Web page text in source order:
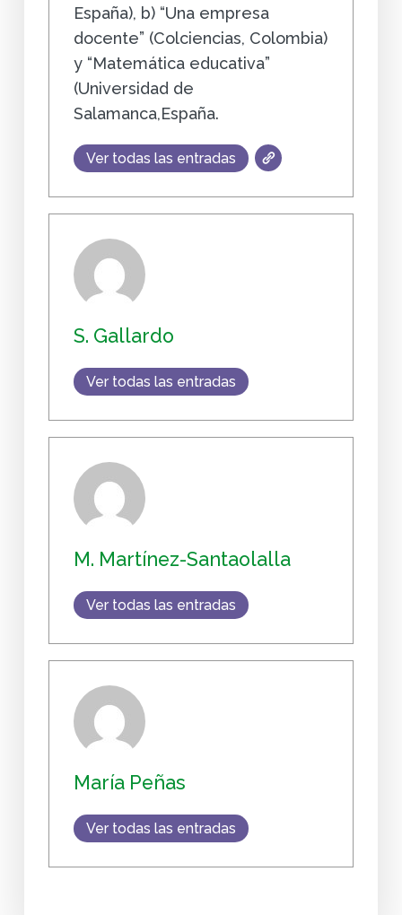
España), b) “Una empresa
docente” (Colciencias, Colombia)
y “Matemática educativa”
(Universidad de
Salamanca,España.
Ver todas las entradas
S. Gallardo
Ver todas las entradas
M. Martínez-Santaolalla
Ver todas las entradas
María Peñas
Ver todas las entradas